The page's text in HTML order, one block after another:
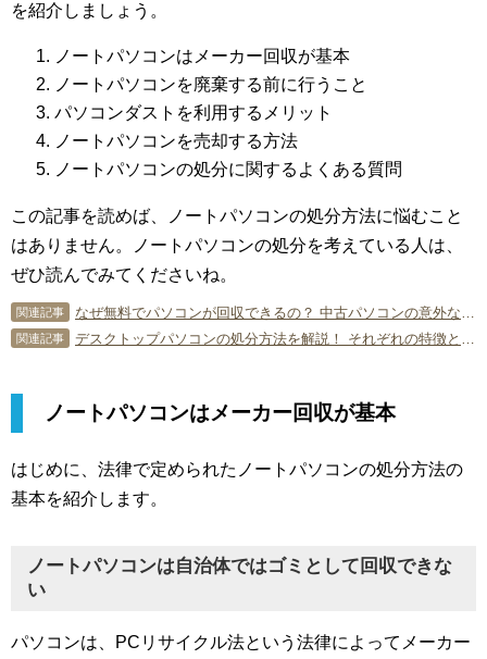
を紹介しましょう。
ノートパソコンはメーカー回収が基本
ノートパソコンを廃棄する前に行うこと
パソコンダストを利用するメリット
ノートパソコンを売却する方法
ノートパソコンの処分に関するよくある質問
この記事を読めば、ノートパソコンの処分方法に悩むこと
はありません。ノートパソコンの処分を考えている人は、
ぜひ読んでみてくださいね。
関連記事
関連記事
ノートパソコンはメーカー回収が基本
はじめに、法律で定められたノートパソコンの処分方法の
基本を紹介します。
ノートパソコンは自治体ではゴミとして回収できな
い
パソコンは、PCリサイクル法という法律によってメーカー